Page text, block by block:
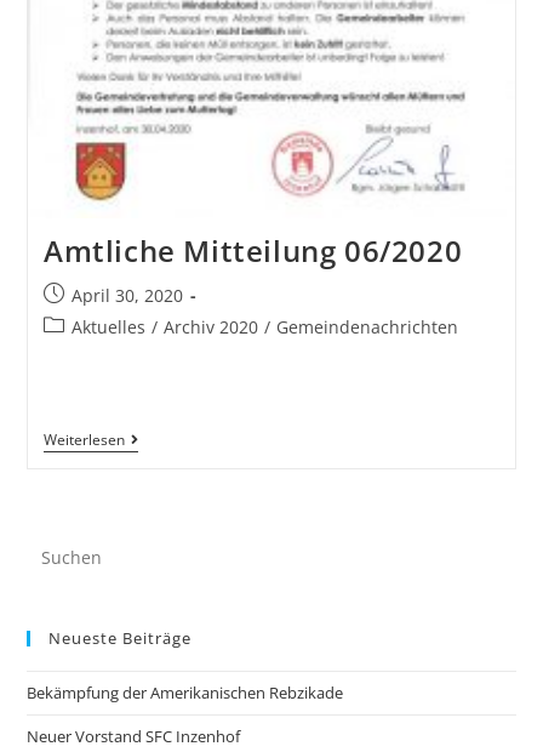
Amtliche Mitteilung 06/2020
April 30, 2020
Aktuelles / Archiv 2020 / Gemeindenachrichten
Weiterlesen
Neueste Beiträge
Bekämpfung der Amerikanischen Rebzikade
Neuer Vorstand SFC Inzenhof